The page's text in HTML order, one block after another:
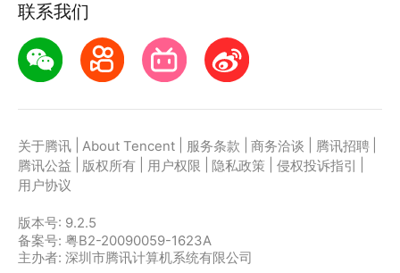
联系我们
关于腾讯 About Tencent 服务条款 商务洽谈 腾讯招聘
腾讯公益
版权所有 用户权限 隐私政策 侵权投诉指引
用户协议
版本号: 9.2.5
备案号: 粤B2-20090059-1623A
主办者: 深圳市腾讯计算机系统有限公司